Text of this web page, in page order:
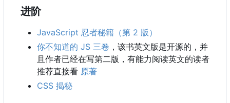
进阶
JavaScript 忍者秘籍（第 2 版）
你不知道的 JS 三卷 ，该书英文版是开源的，并
且作者已经在写第二版，有能力阅读英文的读者
推荐直接看 原著
CSS 揭秘